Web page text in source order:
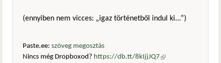
(ennyiben nem vicces: „igaz történetből indul ki...”)
Paste.ee: szöveg megosztás
Nincs még Dropboxod? https://db.tt/8kIjjJQ7 (külső